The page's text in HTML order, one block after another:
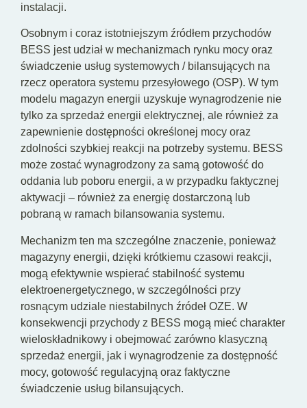
instalacji.
Osobnym i coraz istotniejszym źródłem przychodów
BESS jest udział w mechanizmach rynku mocy oraz
świadczenie usług systemowych / bilansujących na
rzecz operatora systemu przesyłowego (OSP). W tym
modelu magazyn energii uzyskuje wynagrodzenie nie
tylko za sprzedaż energii elektrycznej, ale również za
zapewnienie dostępności określonej mocy oraz
zdolności szybkiej reakcji na potrzeby systemu. BESS
może zostać wynagrodzony za samą gotowość do
oddania lub poboru energii, a w przypadku faktycznej
aktywacji – również za energię dostarczoną lub
pobraną w ramach bilansowania systemu.
Mechanizm ten ma szczególne znaczenie, ponieważ
magazyny energii, dzięki krótkiemu czasowi reakcji,
mogą efektywnie wspierać stabilność systemu
elektroenergetycznego, w szczególności przy
rosnącym udziale niestabilnych źródeł OZE. W
konsekwencji przychody z BESS mogą mieć charakter
wieloskładnikowy i obejmować zarówno klasyczną
sprzedaż energii, jak i wynagrodzenie za dostępność
mocy, gotowość regulacyjną oraz faktyczne
świadczenie usług bilansujących.